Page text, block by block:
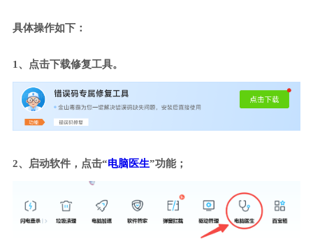
具体操作如下：
1、点击下载修复工具。
2、启动软件，点击“电脑医生”功能；